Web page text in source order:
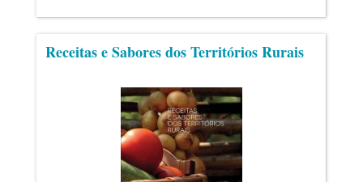
Receitas e Sabores dos Territórios Rurais